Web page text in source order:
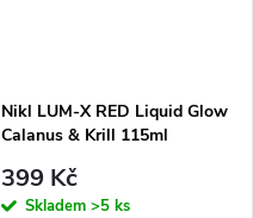
Nikl LUM-X RED Liquid Glow
Calanus & Krill 115ml
399 Kč
Skladem >5 ks